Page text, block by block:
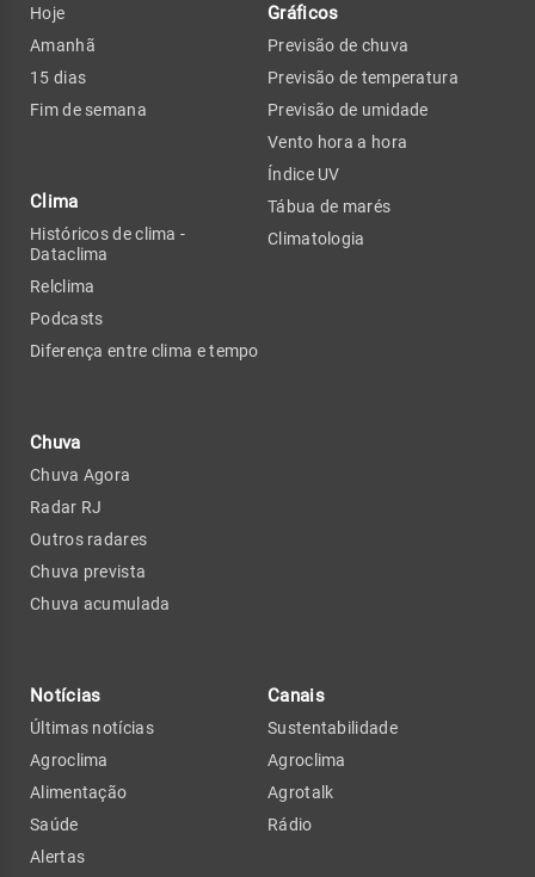
Hoje
Amanhã
15 dias
Fim de semana
Clima
Históricos de clima -
Dataclima
Relclima
Podcasts
Diferença entre clima e tempo
Chuva
Chuva Agora
Radar RJ
Outros radares
Chuva prevista
Chuva acumulada
Gráficos
Previsão de chuva
Previsão de temperatura
Previsão de umidade
Vento hora a hora
Índice UV
Tábua de marés
Climatologia
Notícias
Últimas notícias
Agroclima
Alimentação
Saúde
Alertas
Canais
Sustentabilidade
Agroclima
Agrotalk
Rádio